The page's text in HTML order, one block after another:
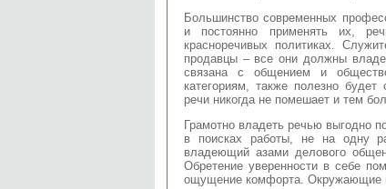
Большинство современных
и постоянно применять их,
красноречивых политиках.
продавцы – все они должны
связана с общением и
категориям, также полезно будет
речи никогда не помешает и тем
Грамотно владеть речью выгодно
в поисках работы, не на одну
владеющий азами делового
Обретение уверенности в себе
ощущение комфорта. Окружающие